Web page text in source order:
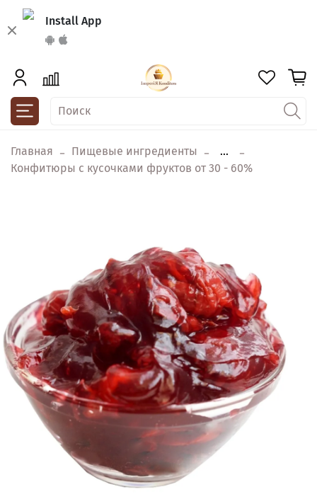
Install App
Главная Пищевые ингредиенты
...
Конфитюры с кусочками фруктов от 30 - 60%